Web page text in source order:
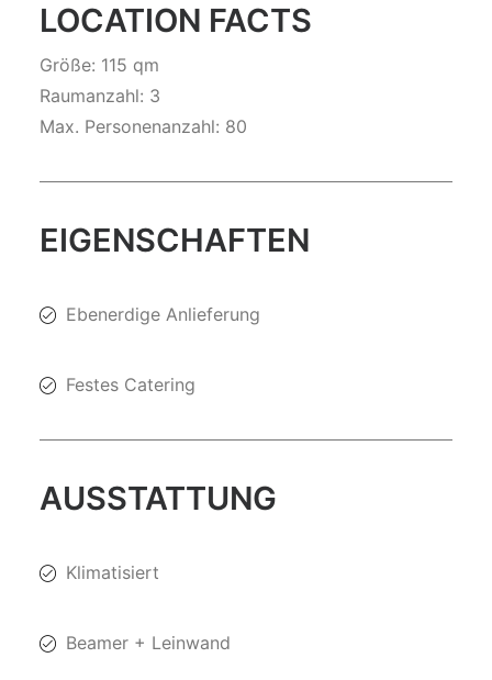
LOCATION FACTS
Größe: 115 qm
Raumanzahl: 3
Max. Personenanzahl: 80
EIGENSCHAFTEN
Ebenerdige Anlieferung
Festes Catering
AUSSTATTUNG
Klimatisiert
Beamer + Leinwand